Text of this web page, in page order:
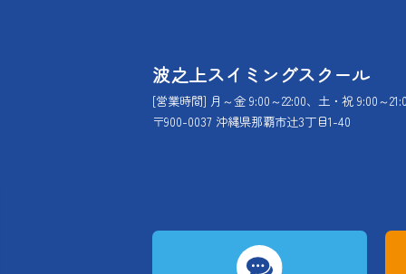
波之上スイミングスクール
[営業時間] 月～金 9:00～22:00、土・祝 9:00～
〒900-0037 沖縄県那覇市辻3丁目1-40